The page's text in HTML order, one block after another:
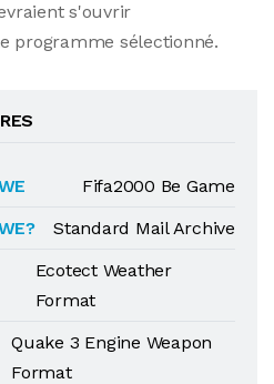
s'ouvrir
programme sélectionné.
Fifa2000 Be Game
Standard Mail Archive
Ecotect Weather
Format
Quake 3 Engine Weapon
Format